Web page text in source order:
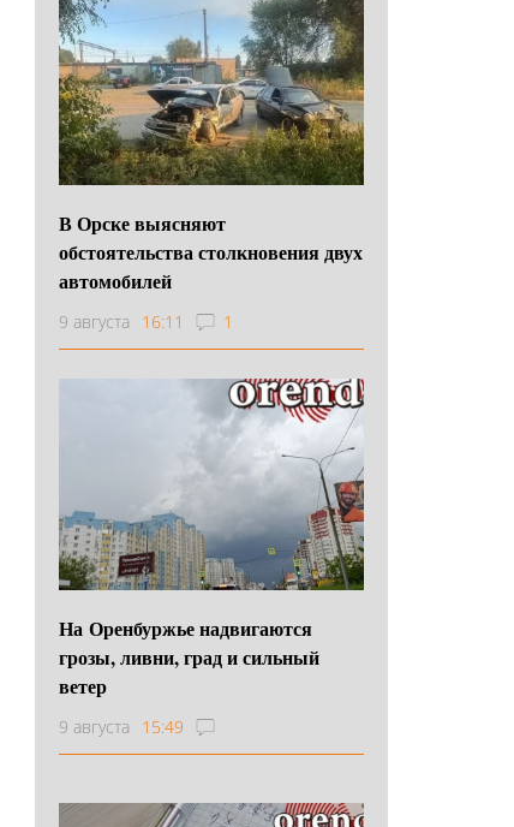
В Орске выясняют
обстоятельства столкновения двух
автомобилей
9 августа 16:11 1
На Оренбуржье надвигаются
грозы, ливни, град и сильный
ветер
9 августа 15:49